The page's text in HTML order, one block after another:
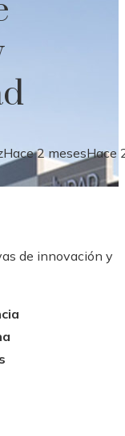
Hace 2 mesesHace
de innovación y